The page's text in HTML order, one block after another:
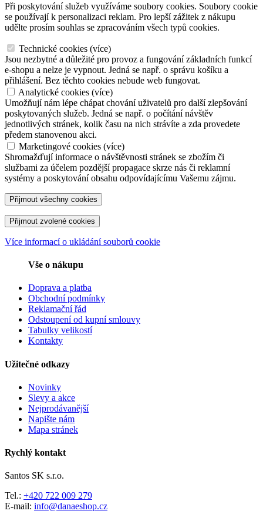
Při poskytování služeb využíváme soubory cookies. Soubory cookie
se používají k personalizaci reklam. Pro lepší zážitek z nákupu
udělte prosím souhlas se zpracováním všech typů cookies.
Technické cookies (více)
Jsou nezbytné a důležité pro provoz a fungování základních funkcí
e-shopu a nelze je vypnout. Jedná se např. o správu košíku a
přihlášení. Bez těchto cookies nebude web fungovat.
Analytické cookies (více)
Umožňují nám lépe chápat chování uživatelů pro další zlepšování
poskytovaných služeb. Jedná se např. o počítání návštěv
jednotlivých stránek, kolik času na nich strávíte a zda provedete
předem stanovenou akci.
Marketingové cookies (více)
Shromažďují informace o návštěvnosti stránek se zbožím či
službami za účelem pozdější propagace skrze nás či reklamní
systémy a poskytování obsahu odpovídajícímu Vašemu zájmu.
Více informací o ukládání souborů cookie
Vše o nákupu
Doprava a platba
Obchodní podmínky
Reklamační řád
Odstoupení od kupní smlouvy
Tabulky velikostí
Kontakty
Užitečné odkazy
Novinky
Slevy a akce
Nejprodávanější
Napište nám
Mapa stránek
Rychlý kontakt
Santos SK s.r.o.
Tel.: +420 722 009 279
E-mail: info@danaeshop.cz